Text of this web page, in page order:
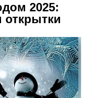
2025:
открытки